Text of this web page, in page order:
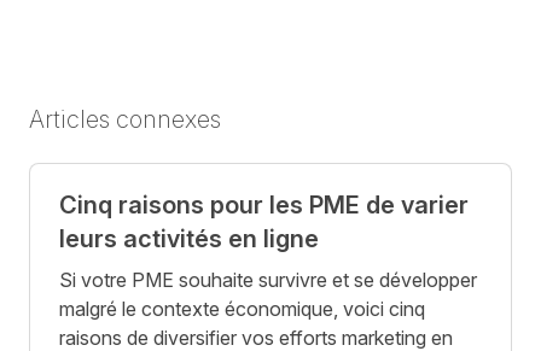
Articles connexes
Cinq raisons pour les PME de varier
leurs activités en ligne
Si votre PME souhaite survivre et se développer
malgré le contexte économique, voici cinq
raisons de diversifier vos efforts marketing en